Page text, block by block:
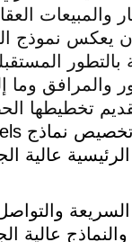
والمبيعات
أن يعكس نموذج
والمرافق
السريعة
والنماذج عالية